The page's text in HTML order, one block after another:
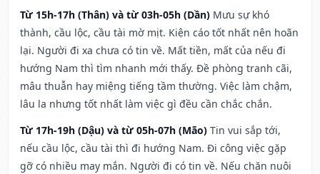
Từ 15h-17h (Thân) và từ 03h-05h (Dần) Mưu sự khó
thành, cầu lộc, cầu tài mờ mịt. Kiện cáo tốt nhất nên hoãn
lại. Người đi xa chưa có tin về. Mất tiền, mất của nếu đi
hướng Nam thì tìm nhanh mới thấy. Đề phòng tranh cãi,
mâu thuẫn hay miệng tiếng tầm thường. Việc làm chậm,
lâu la nhưng tốt nhất làm việc gì đều cần chắc chắn.
Từ 17h-19h (Dậu) và từ 05h-07h (Mão) Tin vui sắp tới,
nếu cầu lộc, cầu tài thì đi hướng Nam. Đi công việc gặp
gỡ có nhiều may mắn. Người đi có tin về. Nếu chăn nuôi